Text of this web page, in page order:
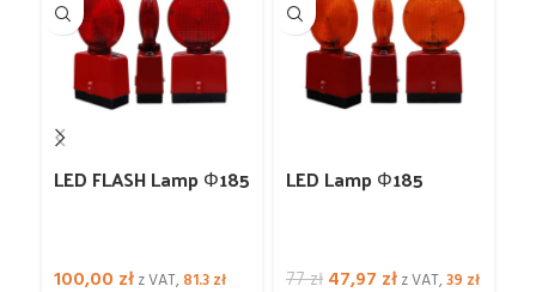
LED FLASH Lamp Φ185
100,00 złz VAT,81.3zł
LED Lamp Φ185
77zł 47,97 złz VAT,39 zł